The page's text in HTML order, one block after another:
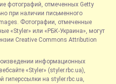
фотографий, отмеченных Getty
при наличии письменного
Фотографии, отмеченные
«Styler» или «РБК-Украина», могут
Creative Commons Attribution
информационных
«Styler» (styler.rbc.ua),
гиперссылки на styler.rbc.ua,